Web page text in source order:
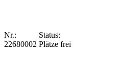
Nr.:
22680002
Status:
Plätze frei